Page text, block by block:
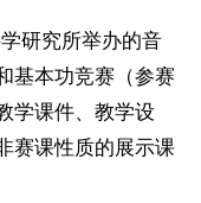
研究所举办的音
基本功竞赛（参赛
学课件、教学设
赛课性质的展示课